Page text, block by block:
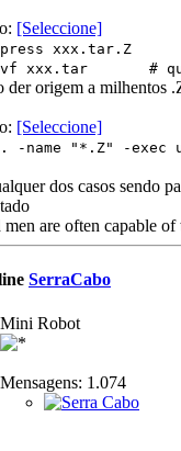
[Seleccione]
xxx.tar.Z
xxx.tar # que
der origem a milhentos
[Seleccione]
-name "*.Z" -
dos casos sendo
men are often capable
SerraCabo
Mini Robot
Mensagens: 1.074